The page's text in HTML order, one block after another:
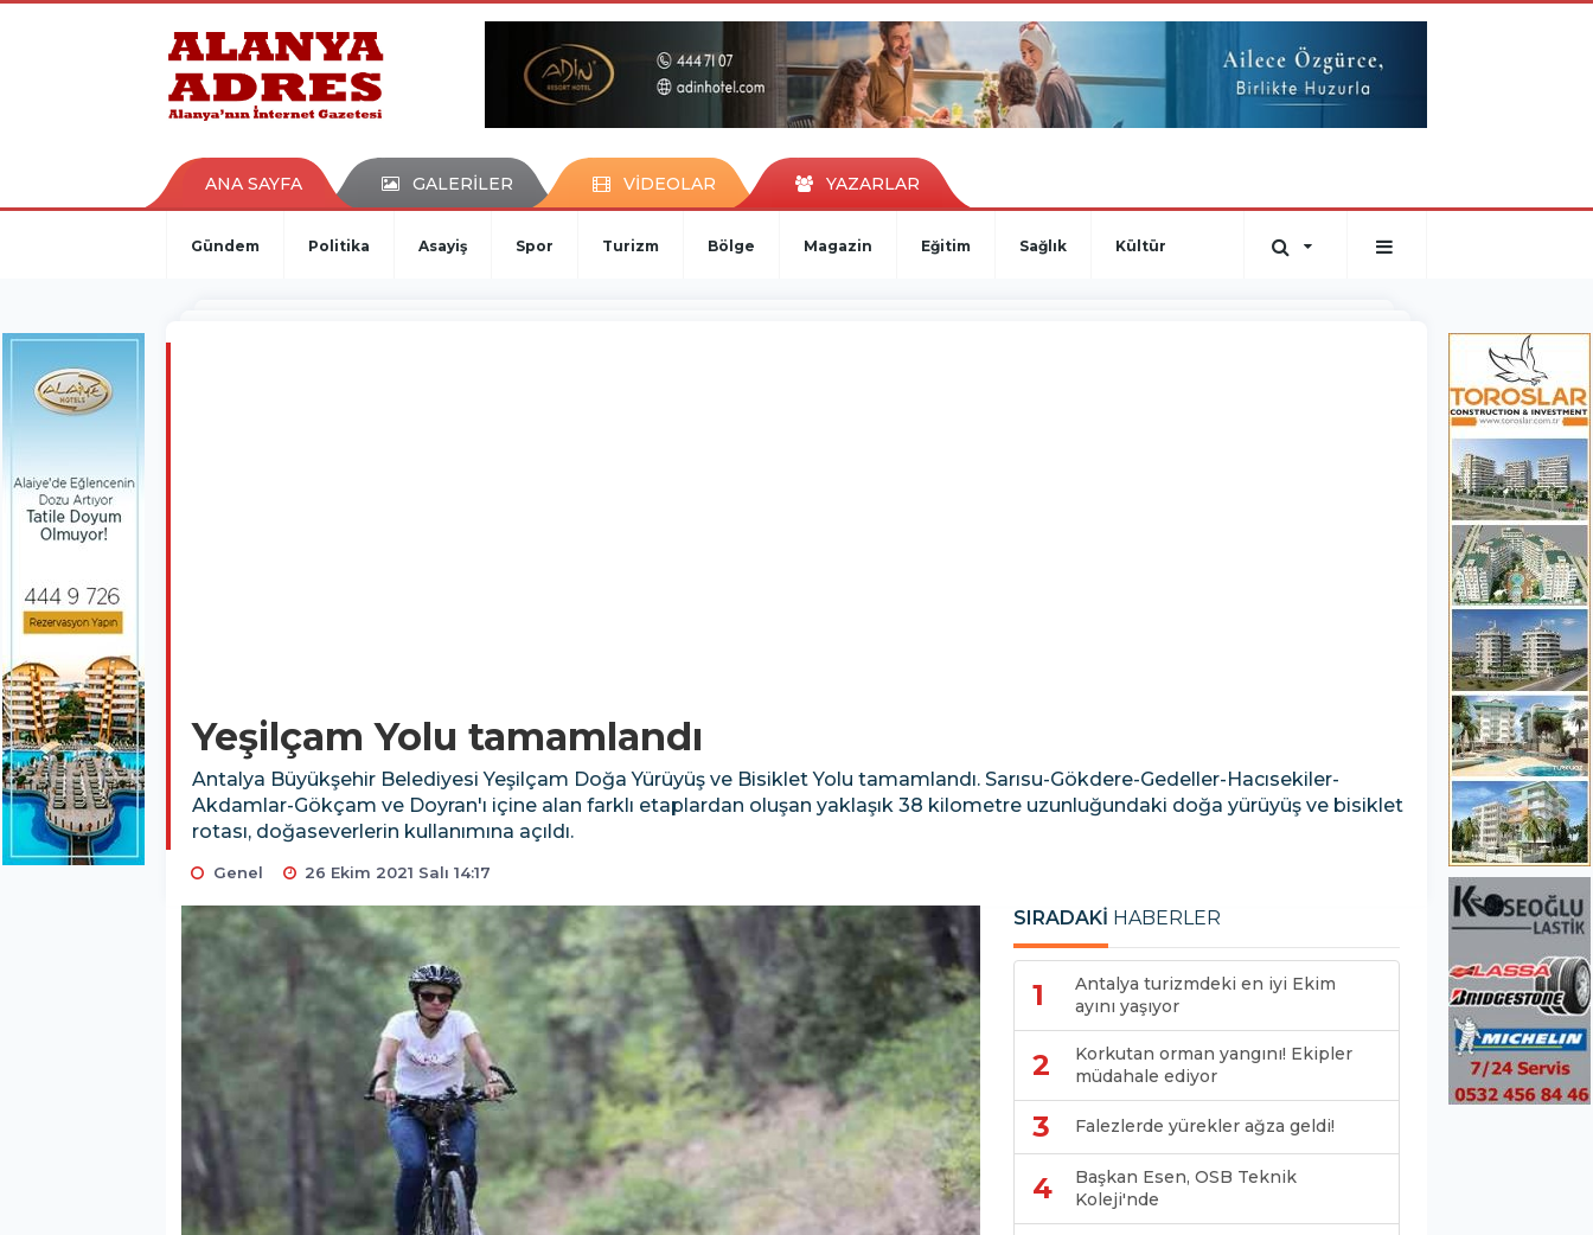
kaçak bahis
porno izle
ANA SAYFA GALERİLER VİDEOLAR YAZARLAR
Gündem Politika Asayiş Spor Turizm Bölge Magazin Eğitim Sağlık Kültür
Yeşilçam Yolu tamamlandı
Antalya Büyükşehir Belediyesi Yeşilçam Doğa Yürüyüş ve Bisiklet Yolu tamamlandı. Sarısu-Gökdere-Gedeller-Hacısekiler-
Akdamlar-Gökçam ve Doyran'ı içine alan farklı etaplardan oluşan yaklaşık 38 kilometre uzunluğundaki doğa yürüyüş ve bisiklet
rotası, doğaseverlerin kullanımına açıldı.
Genel 26 Ekim 2021 Salı 14:17
SIRADAKİ HABERLER
1
Antalya turizmdeki en iyi Ekim
ayını yaşıyor
2
Korkutan orman yangını! Ekipler
müdahale ediyor
3 Falezlerde yürekler ağza geldi!
4
Başkan Esen, OSB Teknik
Koleji'nde